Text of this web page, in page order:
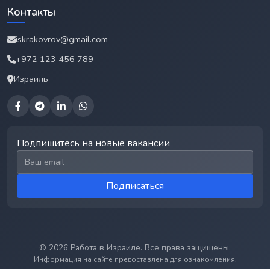
Контакты
iskrakovrov@gmail.com
+972 123 456 789
Израиль
Подпишитесь на новые вакансии
Email для подписки
Подписаться
© 2026 Работа в Израиле. Все права защищены.
Информация на сайте предоставлена для ознакомления.